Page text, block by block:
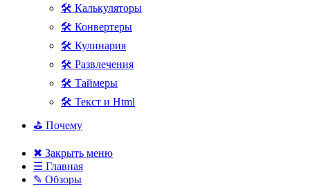
🛠 Калькуляторы
🛠 Конвертеры
🛠 Кулинария
🛠 Развлечения
🛠 Таймеры
🛠 Текст и Html
⛳ Почему
✖ Закрыть меню
☰ Главная
✎ Обзоры